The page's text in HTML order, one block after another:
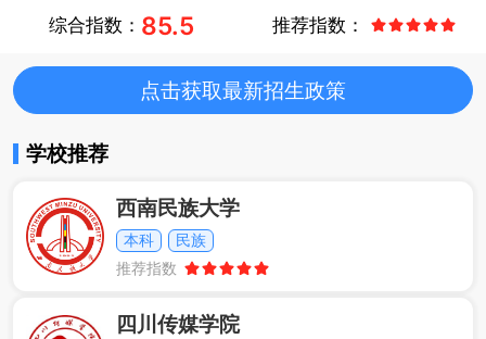
综合指数： 85.5 推荐指数：
点击获取最新招生政策
学校推荐
西南民族大学
本科
民族
推荐指数
四川传媒学院